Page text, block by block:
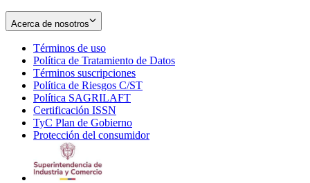
Acerca de nosotros
Términos de uso
in
new
window
Política de Tratamiento de Datos
Términos suscripciones
in
Política de Riesgos C/ST
Política SAGRILAFT
new
window
Certificación ISSN
in
new
TyC Plan de Gobierno
in
Protección del consumidorOpens